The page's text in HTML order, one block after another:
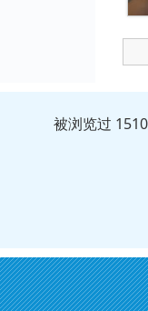
被浏览过